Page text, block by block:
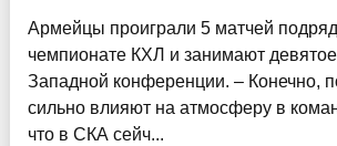
Армейцы проиграли 5 матчей
чемпионате КХЛ и занимают
Западной конференции. – Конечно,
сильно влияют на атмосферу в
что в СКА сейч...